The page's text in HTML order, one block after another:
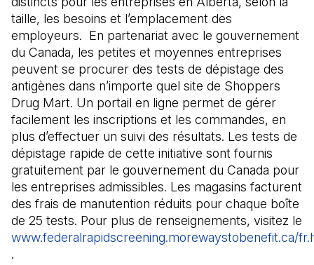
taille, les besoins et l’emplacement des
employeurs. En partenariat avec le gouvernement
du Canada, les petites et moyennes entreprises
peuvent se procurer des tests de dépistage des
antigènes dans n’importe quel site de Shoppers
Drug Mart. Un portail en ligne permet de gérer
facilement les inscriptions et les commandes, en
plus d’effectuer un suivi des résultats. Les tests de
dépistage rapide de cette initiative sont fournis
gratuitement par le gouvernement du Canada pour
les entreprises admissibles. Les magasins facturent
des frais de manutention réduits pour chaque boîte
de 25 tests. Pour plus de renseignements, visitez le
www.federalrapidscreening.morewaystobenefit.ca/
(Il s'ouvre dans un nouvel onglet)
.